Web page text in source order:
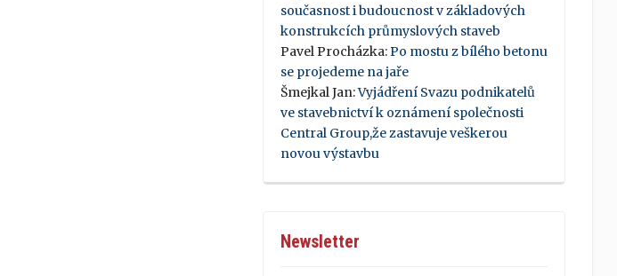
současnost i budoucnost v základových
konstrukcích průmyslových staveb
Pavel Procházka:Po mostu z bílého betonu
se projedeme na jaře
Šmejkal Jan:Vyjádření Svazu podnikatelů
ve stavebnictví k oznámení společnosti
Central Group,že zastavuje veškerou
novou výstavbu
Newsletter